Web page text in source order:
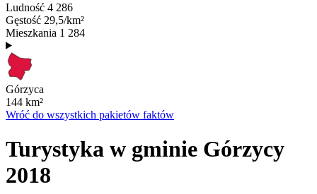
Ludność 4 286
Gęstość 29,5/km²
Mieszkania 1 284
Górzyca
144 km²
Wróć do wszystkich pakietów faktów
Turystyka w gminie Górzycy
2018